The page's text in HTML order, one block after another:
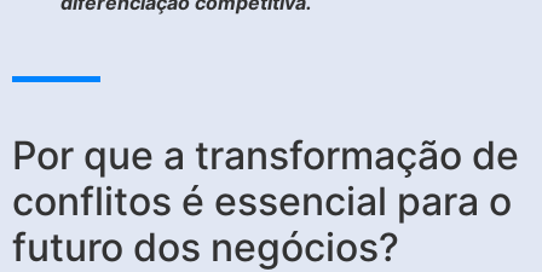
Por que a transformação de
conflitos é essencial para o
futuro dos negócios?